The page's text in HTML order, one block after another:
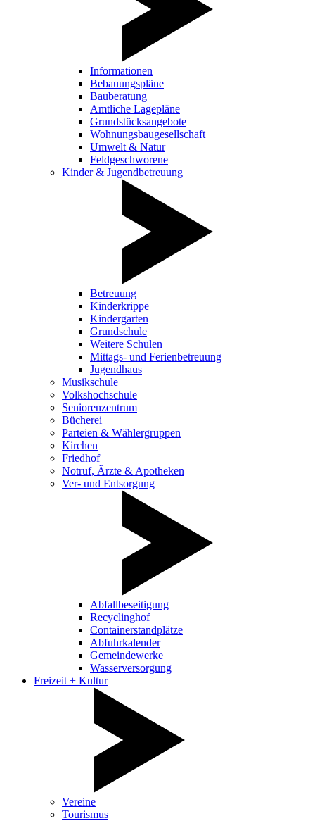
Informationen
Bebauungspläne
Bauberatung
Amtliche Lagepläne
Grundstücksangebote
Wohnungsbaugesellschaft
Umwelt & Natur
Feldgeschworene
Kinder & Jugendbetreuung
Betreuung
Kinderkrippe
Kindergarten
Grundschule
Weitere Schulen
Mittags- und Ferienbetreuung
Jugendhaus
Musikschule
Volkshochschule
Seniorenzentrum
Bücherei
Parteien & Wählergruppen
Kirchen
Friedhof
Notruf, Ärzte & Apotheken
Ver- und Entsorgung
Abfallbeseitigung
Recyclinghof
Containerstandplätze
Abfuhrkalender
Gemeindewerke
Wasserversorgung
Freizeit + Kultur
Vereine
Tourismus